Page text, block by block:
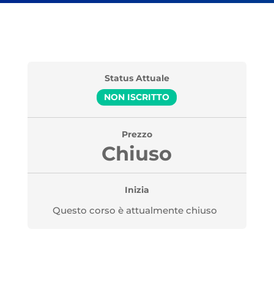
Status Attuale
NON ISCRITTO
Prezzo
Chiuso
Inizia
Questo corso è attualmente chiuso